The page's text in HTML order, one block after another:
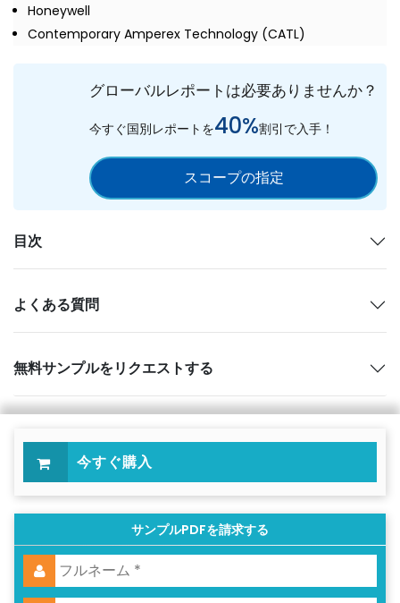
Honeywell
Contemporary Amperex Technology (CATL)
グローバルレポートは必要ありませんか？
今すぐ国別レポートを40%割引で入手！
スコープの指定
目次
よくある質問
無料サンプルをリクエストする
今すぐ購入
サンプルPDFを請求する